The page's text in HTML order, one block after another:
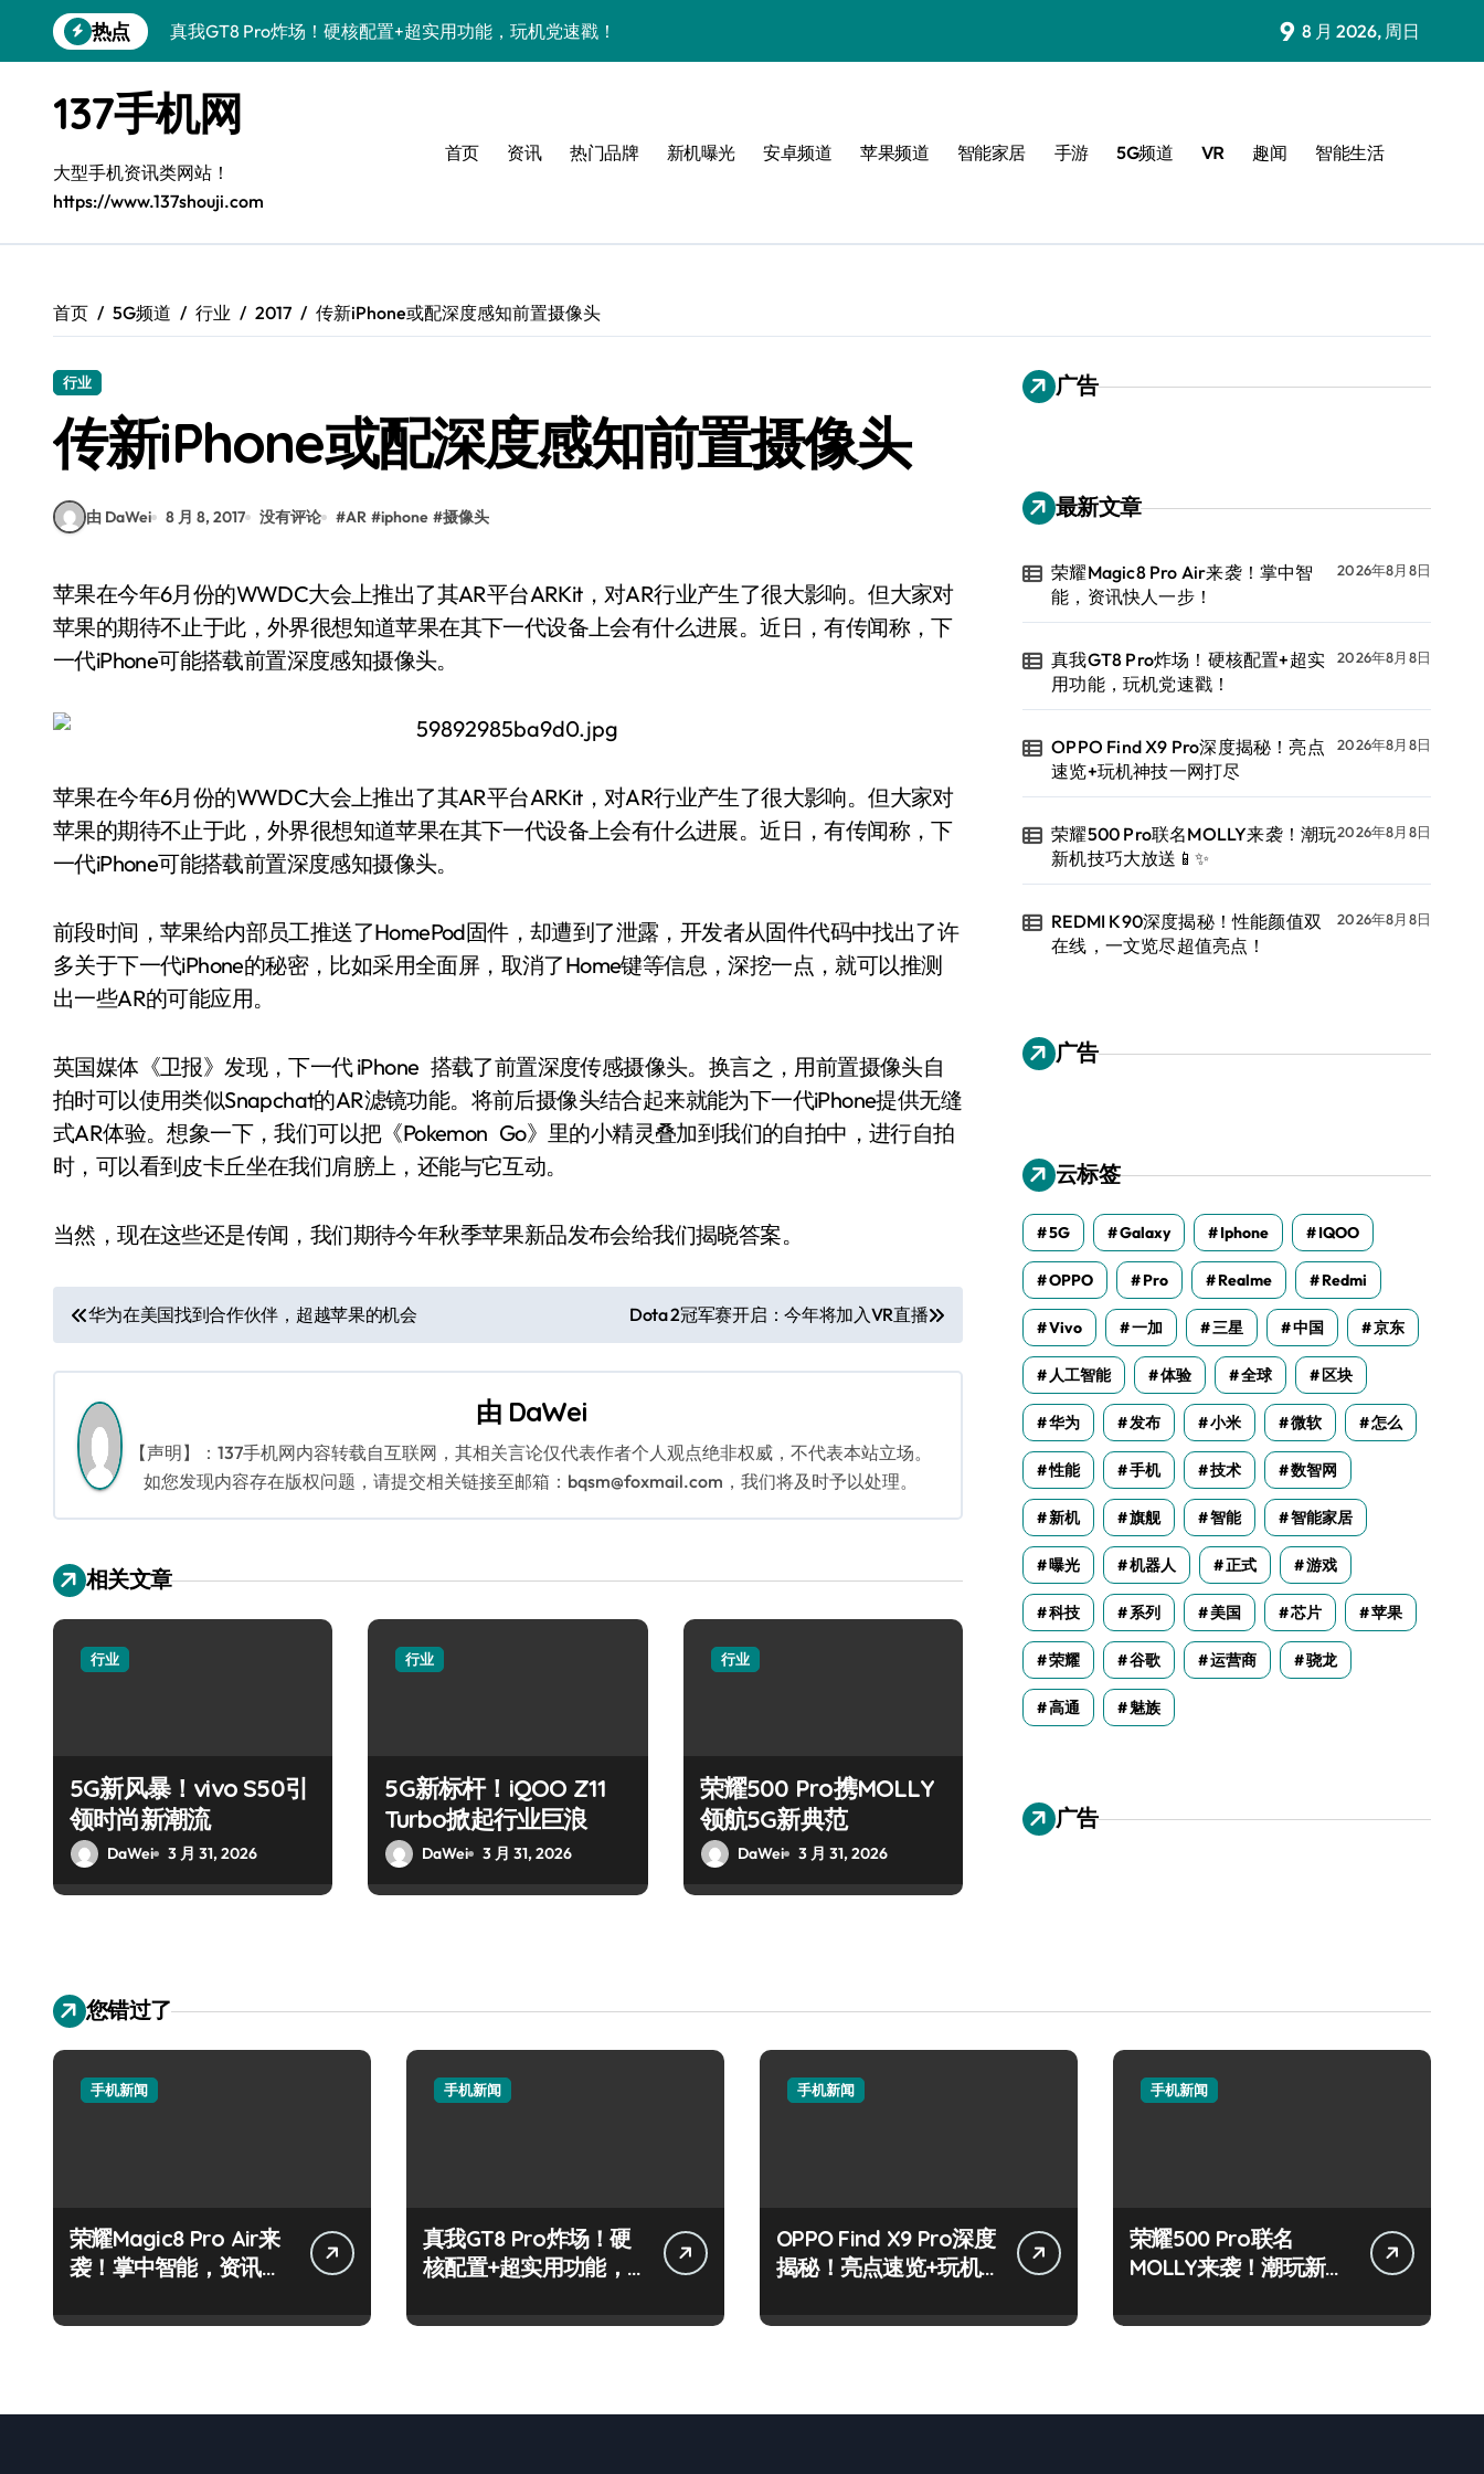
到
热点
真我GT8 Pro炸场！硬核配置+超实用功能，玩机党速戳！
荣耀500 Pro联名MOLLY来袭！潮玩新机技巧大放送📱✨
REDMI K90深度揭秘！性能颜值双在线，一文览尽超值亮点！
vivo S50 Pro mini来袭！小屏旗舰，亮点满满速来围观！
荣耀ROBOT PHONE驾到！智能掌控，手机资讯一手全抓！
华为nova 15 Ultra新功能解锁，数码控速抢最新优惠！
荣耀Magic8 Pro Air来袭！掌中智能，资讯快人一步！
9 8 月 2026, 周日
137手机网
大型手机资讯类网站！
https://www.137shouji.com
首页 资讯 热门品牌 新机曝光 安卓频道 苹果频道 智能家居 手游 5G频道 VR 趣闻 智能生活
首页 5G频道 行业 2017 传新iPhone或配深度感知前置摄像头
行业
传新iPhone或配深度感知前置摄像头
由 DaWei 8 月 8, 2017 没有评论 #AR #iphone #摄像头
苹果在今年6月份的WWDC大会上推出了其AR平台ARKit，对AR行业产生了很大影响。但大家对
苹果的期待不止于此，外界很想知道苹果在其下一代设备上会有什么进展。近日，有传闻称，下
一代iPhone可能搭载前置深度感知摄像头。
苹果在今年6月份的WWDC大会上推出了其AR平台ARKit，对AR行业产生了很大影响。但大家对
苹果的期待不止于此，外界很想知道苹果在其下一代设备上会有什么进展。近日，有传闻称，下
一代iPhone可能搭载前置深度感知摄像头。
前段时间，苹果给内部员工推送了HomePod固件，却遭到了泄露，开发者从固件代码中找出了许
多关于下一代iPhone的秘密，比如采用全面屏，取消了Home键等信息，深挖一点，就可以推测
出一些AR的可能应用。
英国媒体《卫报》发现，下一代 iPhone 搭载了前置深度传感摄像头。换言之，用前置摄像头自
拍时可以使用类似Snapchat的AR滤镜功能。将前后摄像头结合起来就能为下一代iPhone提供无缝
式AR体验。想象一下，我们可以把《Pokemon Go》里的小精灵叠加到我们的自拍中，进行自拍
时，可以看到皮卡丘坐在我们肩膀上，还能与它互动。
当然，现在这些还是传闻，我们期待今年秋季苹果新品发布会给我们揭晓答案。
文
章
导
航
华为在美国找到合作伙伴，超越苹果的机会 Dota 2冠军赛开启：今年将加入VR直播
由 DaWei
【声明】：137手机网内容转载自互联网，其相关言论仅代表作者个人观点绝非权威，不代表本站立场。
如您发现内容存在版权问题，请提交相关链接至邮箱：bqsm@foxmail.com，我们将及时予以处理。
相关文章
行业
5G新风暴！vivo S50引
领时尚新潮流
DaWei 3 月 31, 2026
行业
5G新标杆！iQOO Z11
Turbo掀起行业巨浪
DaWei 3 月 31, 2026
行业
荣耀500 Pro携MOLLY
领航5G新典范
DaWei 3 月 31, 2026
广告
最新文章
荣耀Magic8 Pro Air来袭！掌中智
能，资讯快人一步！
2026年8月8日
真我GT8 Pro炸场！硬核配置+超实
用功能，玩机党速戳！
2026年8月8日
OPPO Find X9 Pro深度揭秘！亮点
速览+玩机神技一网打尽
2026年8月8日
荣耀500 Pro联名MOLLY来袭！潮玩
新机技巧大放送📱✨
2026年8月8日
REDMI K90深度揭秘！性能颜值双
在线，一文览尽超值亮点！
2026年8月8日
广告
云标签
5G Galaxy Iphone IQOO
OPPO Pro Realme Redmi
Vivo 一加 三星 中国 京东
人工智能 体验 全球 区块
华为 发布 小米 微软 怎么
性能 手机 技术 数智网
新机 旗舰 智能 智能家居
曝光 机器人 正式 游戏
科技 系列 美国 芯片 苹果
荣耀 谷歌 运营商 骁龙
高通 魅族
广告
您错过了
手机新闻
荣耀Magic8 Pro Air来
袭！掌中智能，资讯快
手机新闻
真我GT8 Pro炸场！硬
核配置+超实用功能，
手机新闻
OPPO Find X9 Pro深度
揭秘！亮点速览+玩机
手机新闻
荣耀500 Pro联名
MOLLY来袭！潮玩新机